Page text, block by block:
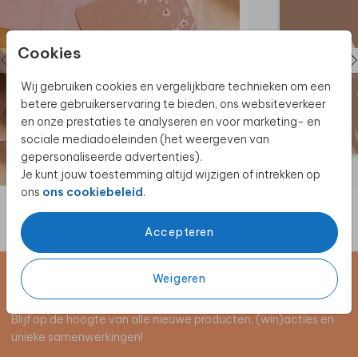
Cookies
Wij gebruiken cookies en vergelijkbare technieken om een
betere gebruikerservaring te bieden, ons websiteverkeer
en onze prestaties te analyseren en voor marketing- en
sociale mediadoeleinden (het weergeven van
gepersonaliseerde advertenties).
Je kunt jouw toestemming altijd wijzigen of intrekken op
ons ons cookiebeleid.
Accepteren
Weigeren
Schrijf je in voor de nieuwsbrief
Blijf op de hoogte van alle nieuwe producten, (win)acties en
unieke samenwerkingen!